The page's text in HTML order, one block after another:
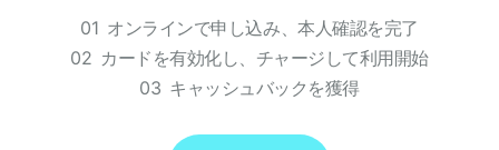
01 オンラインで申し込み、本人確認を完了
02 カードを有効化し、チャージして利用開始
03 キャッシュバックを獲得